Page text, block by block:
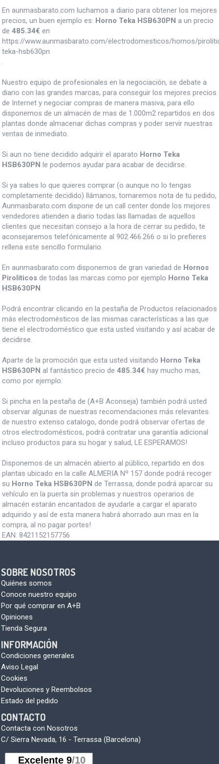
En aunmasbarato.com luchamos a diario para obtener los mejores
precios, un buen ejemplo es: Horno Teka HSB630PN a un precio
de 485.34€ en
https://www.aunmasbarato.com/electrodomesticos/hornos/
teka-hsb630pn
.
Nuestro equipo de profesionales en la negociación, se debate a
diario con las grandes marcas, para conseguir los mejores precios
de Internet y negociar compras de manera masiva, para ello
disponemos de un almacén de mas de 1.000m2 repartidos en dos
plantas donde almacenar dichas compras y poder servir nuestras
ventas de inmediato.
Si aun no tiene decidido adquirir el aparato Horno Teka
HSB630PN le podemos ayudar para acabar de decidirse.
Si ya sabes lo que quieres comprar (o aunque no lo tengas
completamente decidido) llámanos, tomaremos nota de tu pedido,
Aunmasbarato.com dispone de un call center donde los mejores
vendedores atienden a diario todas las llamadas de aquellos
clientes que necesitan consejo a la hora de cerrar su pedido, te
aconsejaremos telefónicamente al 902.466.266 o si lo prefieres
rellena este sencillo formulario.
En aunmasbarato.com disponemos de gran variedad de Hornos
Piroliticos de todas las marcas como por ejemplo Horno Teka
HSB630PN
Podrá encontrar clicando en la pestaña de Productos relacionados
más electrodomésticos de las mismas características a las que
tiene el electrodoméstico que esta usted visitando y así acabar de
decidirse.
Aparte de la promoción que esta usted visitando Horno Teka
HSB630PN al fantástico precio de 485.34€ hay mucho mas,
como por ejemplo:
Si pincha en la pestaña de (A+B Aconseja) también podrá usted
observar algunas de nuestras recomendaciones más relevantes
de nuestro extenso catalogo, donde podrá observar ofertas de
otros electrodomésticos, podrá contratar una garantía adicional
incluso productos para su hogar y salud, LE ESPERAMOS!
Disponemos de un almacén abierto al público, repartido en dos
plantas ubicado en la calle ALMERIA Nº 157 donde podrá recoger
su Horno Teka HSB630PN de Terrassa, donde podrá aparcar su
vehículo en la puerta sin problemas y nuestros operarios de
almacén estarán encantados de ayudarle a cargar el aparato
adquirido y así de esta manera habrá ahorrado aun mas en la
compra, al no pagar portes!
EAN: 8421152157756
SOBRE NOSOTROS
Quiénes somos
Conoce nuestro equipo
Por qué comprar en A+B
Opiniones
Tienda Segura
INFORMACIÓN
Condiciones generales
Aviso Legal
Cookies
Devoluciones y Reembolsos
Estado del pedido
CONTACTO
Contacta con Nosotros
C/ Sierra Nevada, 16 - Terrassa (Barcelona)